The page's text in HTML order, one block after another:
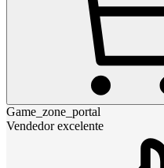
Game_zone_portal
Vendedor excelente